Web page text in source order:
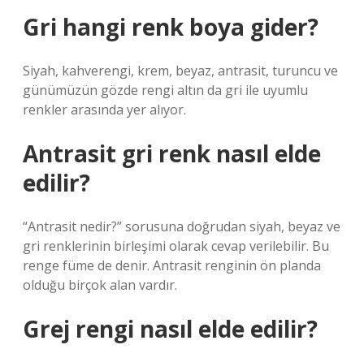
Gri hangi renk boya gider?
Siyah, kahverengi, krem, beyaz, antrasit, turuncu ve
günümüzün gözde rengi altın da gri ile uyumlu
renkler arasında yer alıyor.
Antrasit gri renk nasıl elde
edilir?
“Antrasit nedir?” sorusuna doğrudan siyah, beyaz ve
gri renklerinin birleşimi olarak cevap verilebilir. Bu
renge füme de denir. Antrasit renginin ön planda
olduğu birçok alan vardır.
Grej rengi nasıl elde edilir?